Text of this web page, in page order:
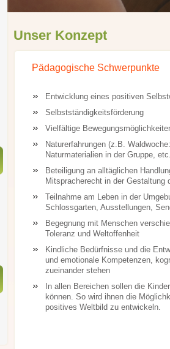
Unser Konzept
Pädagogische Schwerpunkte
Entwicklung eines positiven
Selbstständigkeitsförderung
Vielfältige
Naturerfahrungen (z.B.
Naturmaterialien in der Gruppe,
Beteiligung an alltäglichen
Mitspracherecht in der Gestaltung
Teilnahme am Leben in der
Schlossgarten, Ausstellungen,
Begegnung mit Menschen
Toleranz und Weltoffenheit
Kindliche Bedürfnisse und die
und emotionale Kompetenzen,
zueinander stehen
In allen Bereichen sollen die
können. So wird ihnen die
positives Weltbild zu entwickeln.